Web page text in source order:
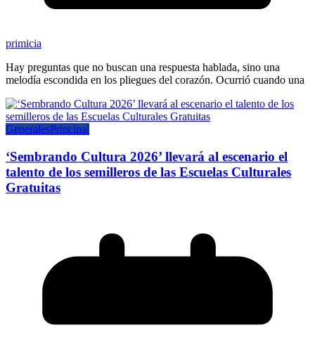
primicia
Hay preguntas que no buscan una respuesta hablada, sino una
melodía escondida en los pliegues del corazón. Ocurrió cuando una
GeneralesPrincipal
‘Sembrando Cultura 2026’ llevará al escenario el
talento de los semilleros de las Escuelas Culturales
Gratuitas